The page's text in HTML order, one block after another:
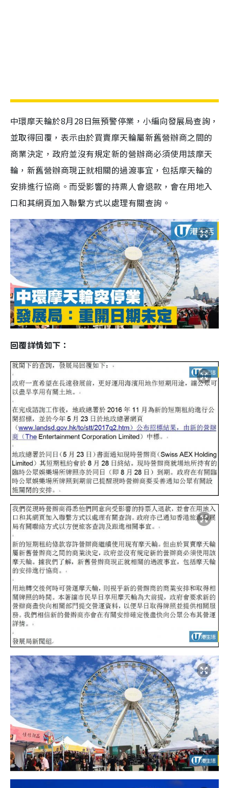
中環摩天輪於8月28日無預警停業，小編向發展局查詢，
並取得回覆，表示由於買賣摩天輪屬新舊營辦商之間的
商業決定，政府並沒有規定新的營辦商必須使用該摩天
輪，新舊營辦商現正就相關的過渡事宜，包括摩天輪的
安排進行協商。而受影響的持票人會退款，會在用地入
口和其網頁加入聯繫方式以處理有關查詢。
回覆詳情如下：